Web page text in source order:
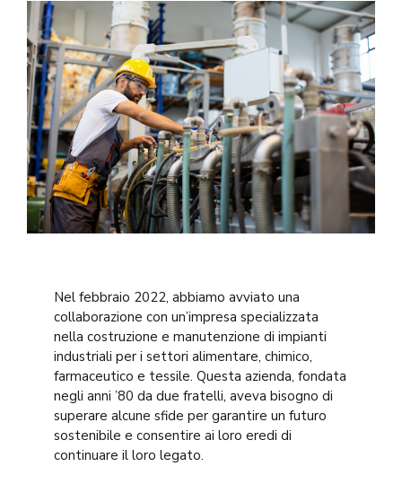
Nel febbraio 2022, abbiamo avviato una
collaborazione con un’impresa specializzata
nella costruzione e manutenzione di impianti
industriali per i settori alimentare, chimico,
farmaceutico e tessile. Questa azienda, fondata
negli anni ’80 da due fratelli, aveva bisogno di
superare alcune sfide per garantire un futuro
sostenibile e consentire ai loro eredi di
continuare il loro legato.